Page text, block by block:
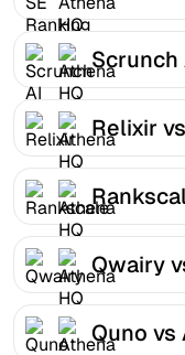
Scrunch
Relixir
Qwairy
Quno vs